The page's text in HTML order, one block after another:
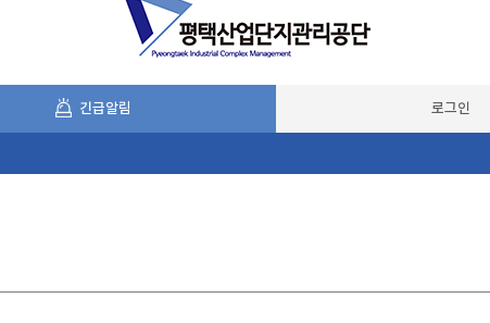
긴급알림 로그인